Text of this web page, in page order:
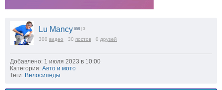
Lu Mancy 658 | 0
300 видео 30 постов 0 друзей
Добавлено: 1 июля 2023 в 10:00
Категория: Авто и мото
Теги: Велосипеды